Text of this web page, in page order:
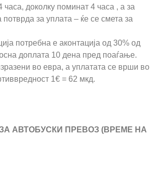
часа, доколку поминат 4 часа , а за
потврда за уплата – ќе се смета за
потребна е аконтација од 30% од
доплата 10 дена пред поаѓање.
во евра, а уплатата се врши во
1€ = 62 мкд.
АВТОБУСКИ ПРЕВОЗ (ВРЕМЕ НА